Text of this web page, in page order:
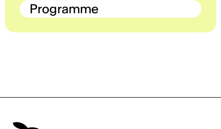
Programme